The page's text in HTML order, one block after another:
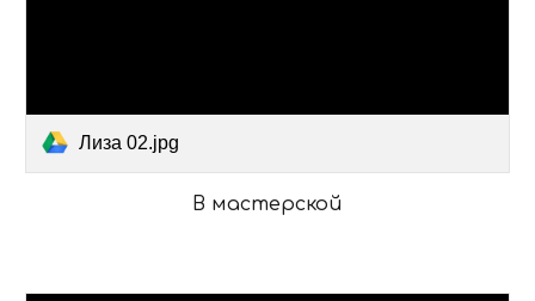
Лиза 02.jpg
В мастерской